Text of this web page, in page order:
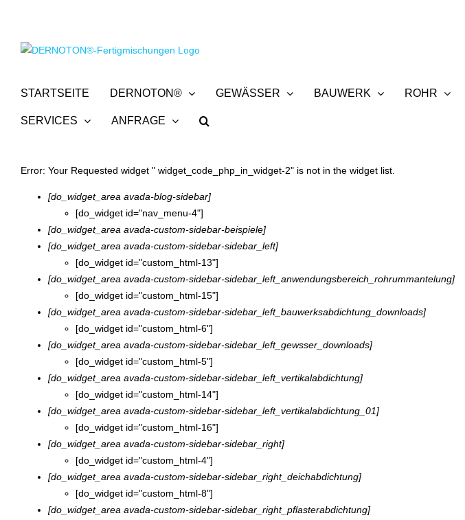
springen
STARTSEITE DERNOTON® GEWÄSSER BAUWERK ROHR
SERVICES ANFRAGE
Error: Your Requested widget " widget_code_php_in_widget-2" is not in the widget list.
[do_widget_area avada-blog-sidebar]
[do_widget id="nav_menu-4"]
[do_widget_area avada-custom-sidebar-beispiele]
[do_widget_area avada-custom-sidebar-sidebar_left]
[do_widget id="custom_html-13"]
[do_widget_area avada-custom-sidebar-sidebar_left_anwendungsbereich_rohrummantelung]
[do_widget id="custom_html-15"]
[do_widget_area avada-custom-sidebar-sidebar_left_bauwerksabdichtung_downloads]
[do_widget id="custom_html-6"]
[do_widget_area avada-custom-sidebar-sidebar_left_gewsser_downloads]
[do_widget id="custom_html-5"]
[do_widget_area avada-custom-sidebar-sidebar_left_vertikalabdichtung]
[do_widget id="custom_html-14"]
[do_widget_area avada-custom-sidebar-sidebar_left_vertikalabdichtung_01]
[do_widget id="custom_html-16"]
[do_widget_area avada-custom-sidebar-sidebar_right]
[do_widget id="custom_html-4"]
[do_widget_area avada-custom-sidebar-sidebar_right_deichabdichtung]
[do_widget id="custom_html-8"]
[do_widget_area avada-custom-sidebar-sidebar_right_pflasterabdichtung]